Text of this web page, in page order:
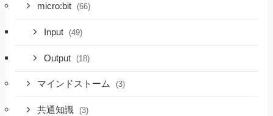
micro:bit (66)
Input (49)
Output (18)
マインドストーム (3)
共通知識 (3)